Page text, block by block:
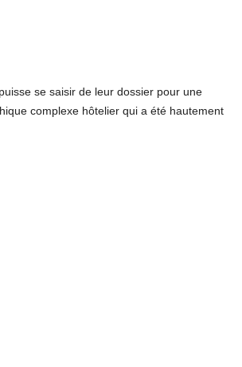
se saisir de leur dossier pour une
complexe hôtelier qui a été hautement